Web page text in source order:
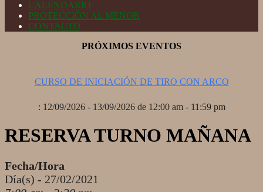
CALENDARIO
PROTECCIÓN AL MENOR
CONTACTO
PRÓXIMOS EVENTOS
CURSO DE INICIACIÓN DE TIRO CON ARCO
: 12/09/2026 - 13/09/2026 de 12:00 am - 11:59 pm
RESERVA TURNO MAÑANA
Fecha/Hora
Día(s) - 27/02/2021